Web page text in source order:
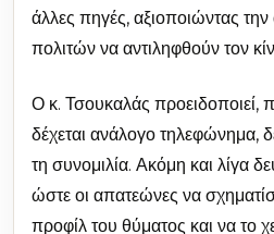
άλλες πηγές, αξιοποιώντας
πολιτών να αντιληφθούν τον
Ο κ. Τσουκαλάς προειδοποιεί,
δέχεται ανάλογο τηλεφώνημα,
τη συνομιλία. Ακόμη και λίγα
ώστε οι απατεώνες να
προφίλ του θύματος και να το